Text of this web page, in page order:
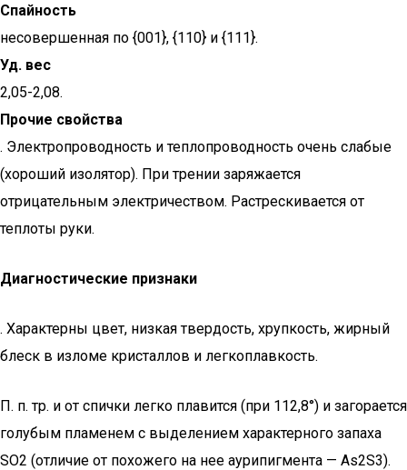
Спайность
несовершенная по {001}, {110} и {111}.
Уд. вес
2,05-2,08.
Прочие свойства
. Электропроводность и теплопроводность очень слабые
(хороший изолятор). При трении заряжается
отрицательным электричеством. Растрескивается от
теплоты руки.
Диагностические признаки
. Характерны цвет, низкая твердость, хрупкость, жирный
блеск в изломе кристаллов и легкоплавкость.
П. п. тр. и от спички легко плавится (при 112,8°) и загорается
голубым пламенем с выделением характерного запаха
SO2 (отличие от похожего на нее аурипигмента — As2S3).